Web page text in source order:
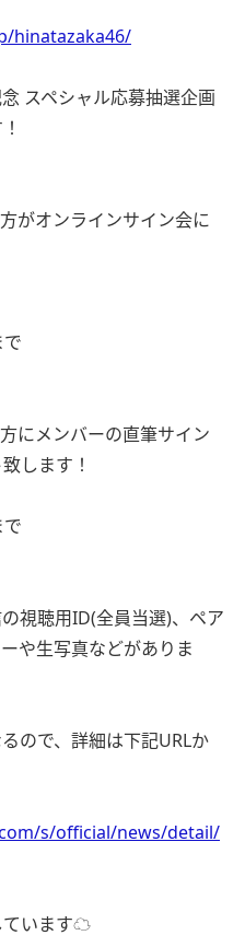
hinatazaka46/
スペシャル応募抽選企画
がオンラインサイン会に
にメンバーの直筆サイン
します！
視聴用ID(全員当選)、ペア
や生写真などがありま
ので、詳細は下記URLか
s/official/news/detail/
ています☁️